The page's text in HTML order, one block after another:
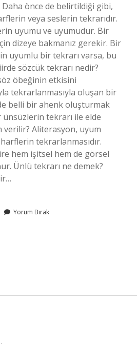
önce de belirtildiği gibi,
veya seslerin tekrarıdır.
uyumu ve uyumudur. Bir
dizeye bakmanız gerekir. Bir
uyumlu bir tekrarı varsa, bu
sözcük tekrarı nedir?
öbeğinin etkisini
tekrarlanmasıyla oluşan bir
belli bir ahenk oluşturmak
ünsüzlerin tekrarı ile elde
verilir? Aliterasyon, uyum
tekrarlanmasıdır.
hem işitsel hem de görsel
Ünlü tekrarı ne demek?
Yorum Bırak